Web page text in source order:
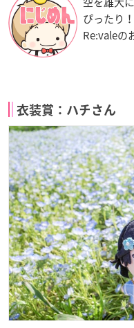
ぴったり
Re:valeの
衣装賞：ハチさん